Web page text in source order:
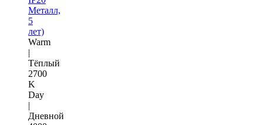
Металл,
5
лет)
Warm
|
Тёплый
2700
K
Day
|
Дневной